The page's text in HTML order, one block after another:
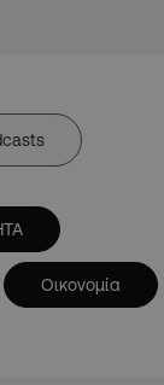
Οικονομία